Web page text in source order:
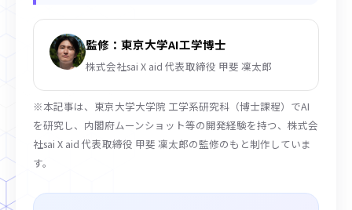
監修：東京大学AI工学博士
株式会社sai X aid 代表取締役 甲斐 凜太郎
※本記事は、東京大学大学院 工学系研究科（博士課程）でAI
を研究し、内閣府ムーンショット等の開発経験を持つ、株式会
社sai X aid 代表取締役 甲斐 凜太郎の監修のもと制作していま
す。